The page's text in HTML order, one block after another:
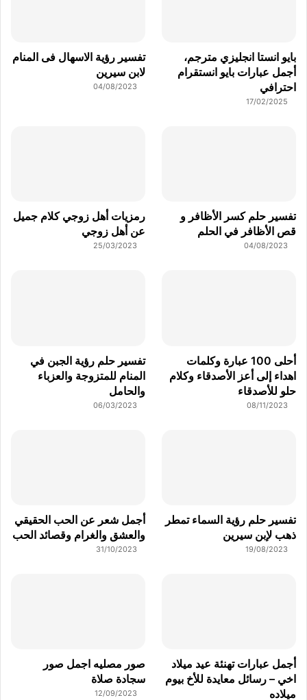
بايو انستا انجليزي مترجم،
أجمل عبارات بايو انستقرام
احترافي
17/02/2025
تفسير رؤية الاسهال فى المنام
لابن سيرين
04/08/2023
تفسير حلم كسر الأظافر و
قص الأظافر في الحلم
04/08/2023
رمزيات أهل زوجي كلام جميل
عن أهل زوجي
25/03/2023
أحلى 100 عبارة وكلمات
اهداء إلى أعز الأصدقاء وكلام
حلو للأصدقاء
08/11/2023
تفسير حلم رؤية الجبن في
المنام للمتزوجة والعزباء
والحامل
06/03/2023
تفسير حلم رؤية السماء تمطر
ذهب لإبن سيرين
19/08/2023
أجمل شعر عن الحب الحقيقي
والعشق والغرام وقصائد الحب
31/10/2023
أجمل عبارات تهنئة عيد ميلاد
اخي – رسائل معايدة للأخ بيوم
ميلاده
صور مصليه اجمل صور
سجادة صلاة
12/09/2023